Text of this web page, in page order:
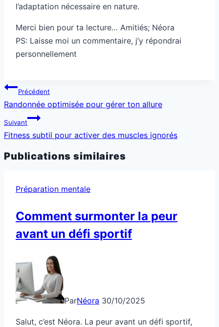
l’adaptation nécessaire en nature.
Merci bien pour ta lecture… Amitiés; Néora
PS: Laisse moi un commentaire, j’y répondrai
personnellement
Navigation
de
l’article
Précédent
Randonnée optimisée pour gérer ton allure
Suivant
Fitness subtil pour activer des muscles ignorés
Publications similaires
Préparation mentale
Comment surmonter la peur
avant un défi sportif
ParNéora 30/10/2025
Salut, c’est Néora. La peur avant un défi sportif,